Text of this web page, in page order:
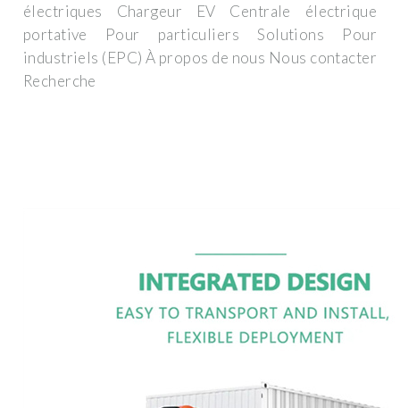
électriques Chargeur EV Centrale électrique
portative Pour particuliers Solutions Pour
industriels (EPC) À propos de nous Nous contacter
Recherche